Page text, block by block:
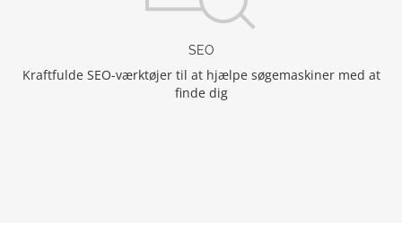
SEO
Kraftfulde SEO-værktøjer til at hjælpe søgemaskiner med at
finde dig